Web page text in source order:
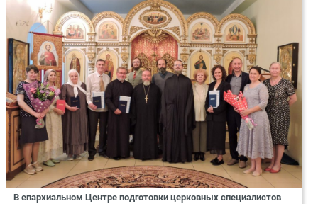
В епархиальном Центре подготовки церковных специалистов